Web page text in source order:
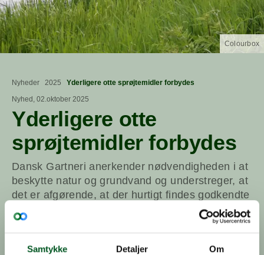
Samtykke Detaljer Om
Colourbox
Nyheder 2025
Yderligere otte sprøjtemidler forbydes
Nyhed, 02.oktober 2025
Yderligere otte
sprøjtemidler forbydes
Dansk Gartneri anerkender nødvendigheden i at
beskytte natur og grundvand og understreger, at
det er afgørende, at der hurtigt findes godkendte